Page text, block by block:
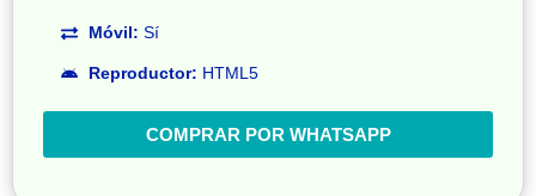
Móvil: Sí
Reproductor: HTML5
COMPRAR POR WHATSAPP